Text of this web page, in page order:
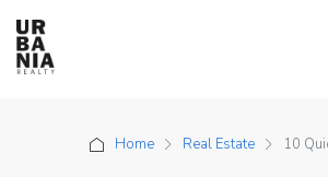
Home Real Estate 10